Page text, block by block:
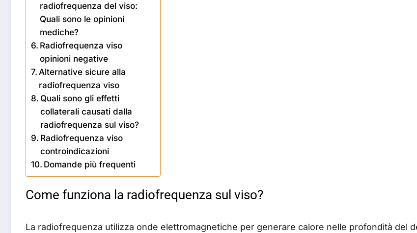
radiofrequenza del viso:
Quali sono le opinioni
mediche?
Radiofrequenza viso
opinioni negative
Alternative sicure alla
radiofrequenza viso
Quali sono gli effetti
collaterali causati dalla
radiofrequenza sul viso?
Radiofrequenza viso
controindicazioni
Domande più frequenti
Come funziona la radiofrequenza sul viso?
La radiofrequenza utilizza onde elettromagnetiche per generare calore nelle profondità del